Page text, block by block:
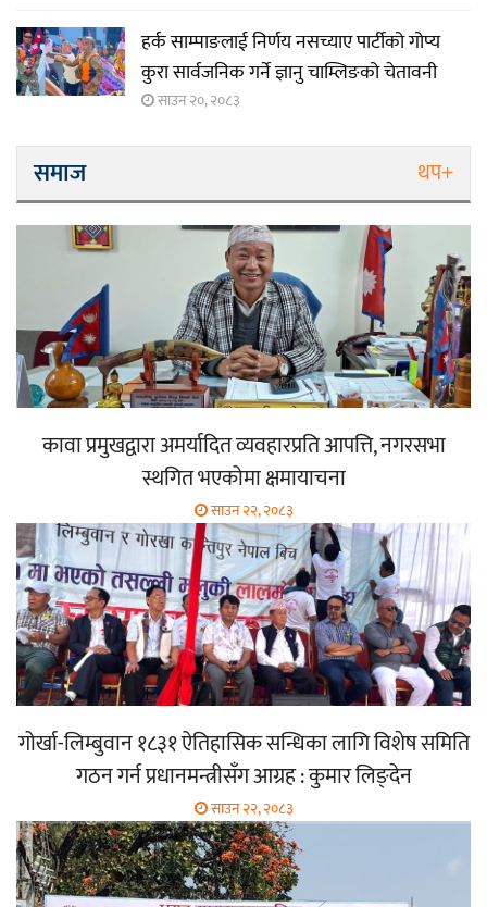
हर्क साम्पाङलाई निर्णय नसच्याए पार्टीको गोप्य
कुरा सार्वजनिक गर्ने ज्ञानु चाम्लिङको चेतावनी
साउन २०, २०८३
समाज थप+
कावा प्रमुखद्वारा अमर्यादित व्यवहारप्रति आपत्ति, नगरसभा
स्थगित भएकोमा क्षमायाचना
साउन २२, २०८३
गोर्खा-लिम्बुवान १८३१ ऐतिहासिक सन्धिका लागि विशेष समिति
गठन गर्न प्रधानमन्त्रीसँग आग्रह : कुमार लिङ्देन
साउन २२, २०८३